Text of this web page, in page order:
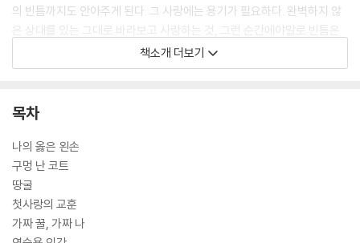
의 빈틈까지도 안아주게 된다. 그 사랑에는 용기가 필요하다. 완벽하지 않
은 상대를 있는 그대로 바라보고 사랑하는 것, 그런 순간에야말로 빈틈은
‘완전함’을 대신하는 말이 된다. 빈틈에 걸려 넘어져야 비로소, 빈틈은 더
이상 숨겨야만 하는 슬픔이 되지 않는다. 서로의 빈틈에 걸려 넘어지는 기
책소개 더보기
목차
나의 옳은 왼손
구멍 난 코트
땅굴
첫사랑의 교훈
가짜 꿀, 가짜 나